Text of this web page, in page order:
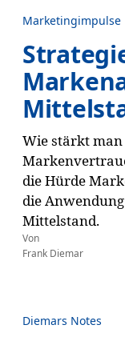
Marketingimpulse
Wie stärkt
die Hürde
die
Mittelstand.
Von
Frank Diemar
Diemars Notes